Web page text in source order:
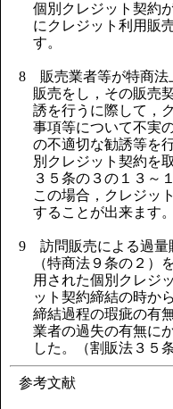
個別クレジット契約
にクレジット利用販
す。
8 販売業者等が特商法
販売をし，その販売
誘を行うに際して，
事項等について不実
の不適切な勧誘等を
別クレジット契約を
３５条の３の１３～
この場合，クレジッ
することが出来ます。
9 訪問販売による過量
（特商法９条の２）
用された個別クレジ
ット契約締結の時か
締結過程の瑕疵の有
業者の過失の有無に
した。（割販法３５
参考文献